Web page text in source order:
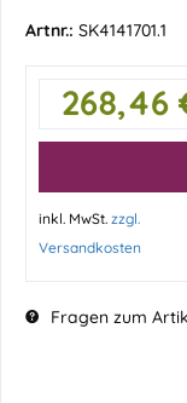
Artnr.: SK4141701.1
268,46
inkl. MwSt. zzgl.
Versandkosten
Fragen zum